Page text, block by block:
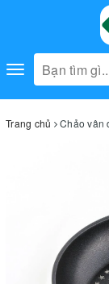
Toggle
navigation
Trang chủ Chảo vân